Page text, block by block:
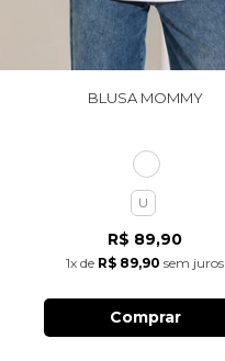
BLUSA MOMMY
U
R$ 89,90
1x de R$ 89,90 sem juros
Comprar